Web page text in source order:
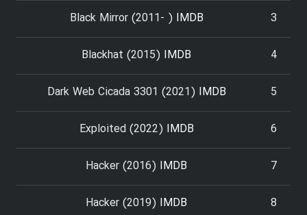
3
Black Mirror (2011- ) IMDB
4
Blackhat (2015) IMDB
5
Dark Web Cicada 3301 (2021) IMDB
6
Exploited (2022) IMDB
7
Hacker (2016) IMDB
8
Hacker (2019) IMDB